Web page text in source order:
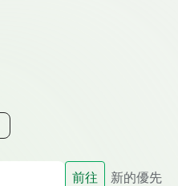
前往 新的優先